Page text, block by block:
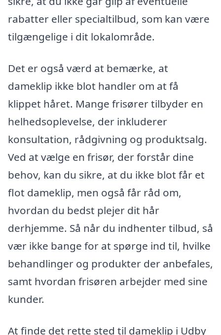
rabatter eller specialtilbud, som kan være
tilgængelige i dit lokalområde.
Det er også værd at bemærke, at
dameklip ikke blot handler om at få
klippet håret. Mange frisører tilbyder en
helhedsoplevelse, der inkluderer
konsultation, rådgivning og produktsalg.
Ved at vælge en frisør, der forstår dine
behov, kan du sikre, at du ikke blot får et
flot dameklip, men også får råd om,
hvordan du bedst plejer dit hår
derhjemme. Så når du indhenter tilbud, så
vær ikke bange for at spørge ind til, hvilke
behandlinger og produkter der anbefales,
samt hvordan frisøren arbejder med sine
kunder.
At finde det rette sted til dameklip i Udby